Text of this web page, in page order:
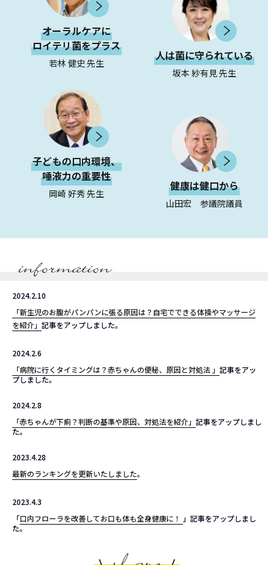
オーラルケアに
ロイテリ菌をプラス
若林 健史 先生
人は菌に守られている
坂本 紗有見 先生
子どもの口内環境、
唾液力の重要性
岡崎 好秀 先生
健康は健口から
山田宏 参議院議員
2024.2.10
「新生児のお腹がパンパンに張る原因は？自宅でできる体操やマッサージ
を紹介」 記事をアップしました。
2024.2.6
「病院に行くタイミングは？赤ちゃんの便秘、原因と対処法 」 記事をアッ
プしました。
2024.2.8
「赤ちゃんが下痢？判断の基準や原因、対処法を紹介」 記事をアップしまし
た。
2023.4.28
最新のランキングを更新いたしました。
2023.4.3
「口内フローラを改善してお口も体も全身健康に！
」記事をアップしまし
た。